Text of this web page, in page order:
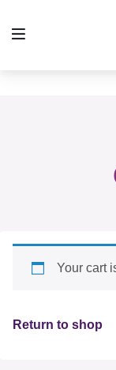
Your cart
Return to shop